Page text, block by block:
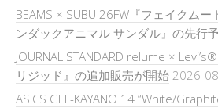
BEAMS × SUBU 26FW『フェイクム
ンダックアニマル サンダル』の先行
JOURNAL STANDARD relume ×
リジッド』の追加販売が開始 2026-
ASICS GEL-KAYANO 14 “White/